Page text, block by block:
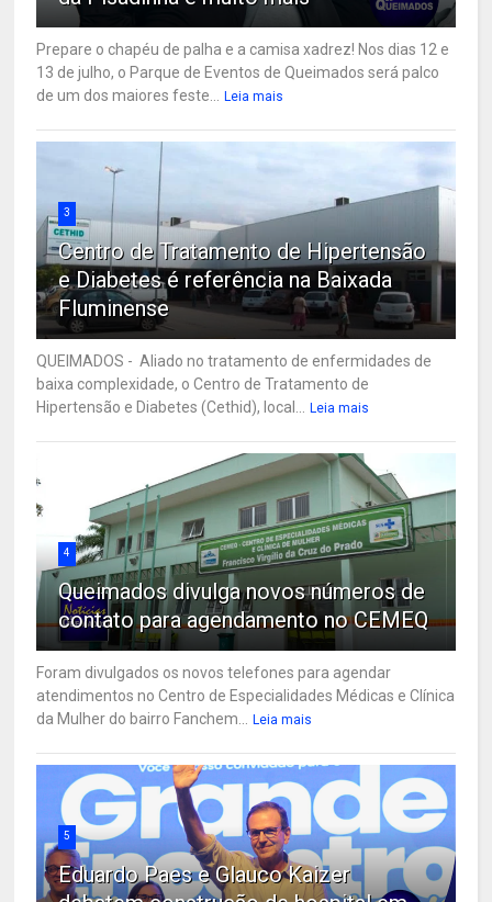
Prepare o chapéu de palha e a camisa xadrez! Nos dias 12 e
13 de julho, o Parque de Eventos de Queimados será palco
de um dos maiores feste... Leia mais
3
Centro de Tratamento de Hipertensão
e Diabetes é referência na Baixada
Fluminense
QUEIMADOS - Aliado no tratamento de enfermidades de
baixa complexidade, o Centro de Tratamento de
Hipertensão e Diabetes (Cethid), local... Leia mais
4
Queimados divulga novos números de
contato para agendamento no CEMEQ
Foram divulgados os novos telefones para agendar
atendimentos no Centro de Especialidades Médicas e Clínica
da Mulher do bairro Fanchem... Leia mais
5
Eduardo Paes e Glauco Kaizer